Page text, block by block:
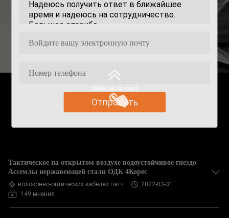
Отправить
Тактическое на открытом воздухе водоустойчивое гнездо
Ассемлы нержавеющей стали ОДК 4Корес
волоконно-оптических кабелей патч
2022-03-31
149 мнения